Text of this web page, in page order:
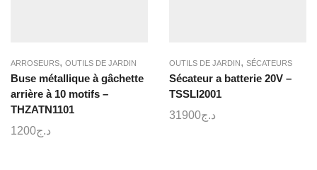
ARROSEURS, OUTILS DE JARDIN
Buse métallique à gâchette
arrière à 10 motifs –
THZATN1101
د.ج1200
OUTILS DE JARDIN, SÉCATEURS
Sécateur a batterie 20V –
TSSLI2001
د.ج31900